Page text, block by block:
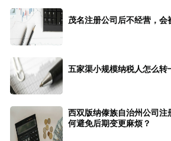
茂名注册公司后不经营，会
五家渠小规模纳税人怎么转
西双版纳傣族自治州公司注
何避免后期变更麻烦？